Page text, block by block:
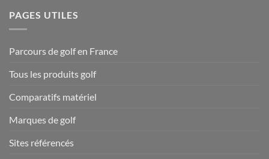
PAGES UTILES
Parcours de golf en France
Tous les produits golf
Comparatifs matériel
Marques de golf
Sites référencés